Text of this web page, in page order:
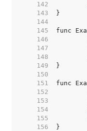
   142
   143
   144
   145
   146
   147
   148
   149
   150
   151
   152
   153
   154
   155
   156